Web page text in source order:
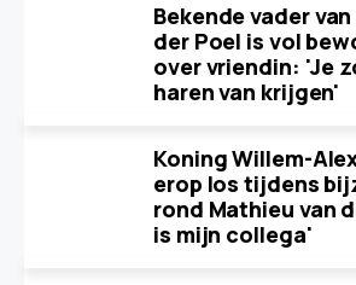
Bekende vader
der Poel is vol
over vriendin: 'Je
haren van krijgen'
Koning Willem-
erop los tijdens
rond Mathieu van
is mijn collega'